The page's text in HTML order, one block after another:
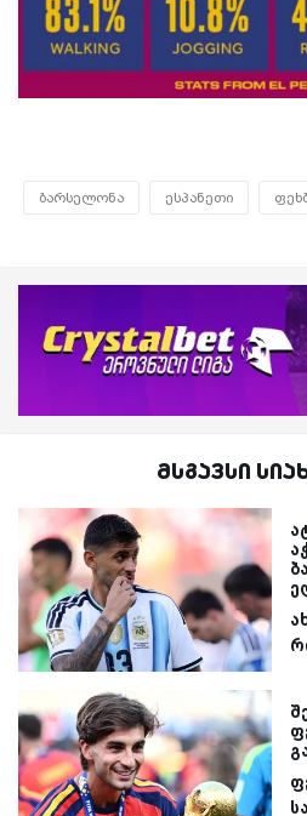
ბარსელონა ესპანეთი
მსგავსი